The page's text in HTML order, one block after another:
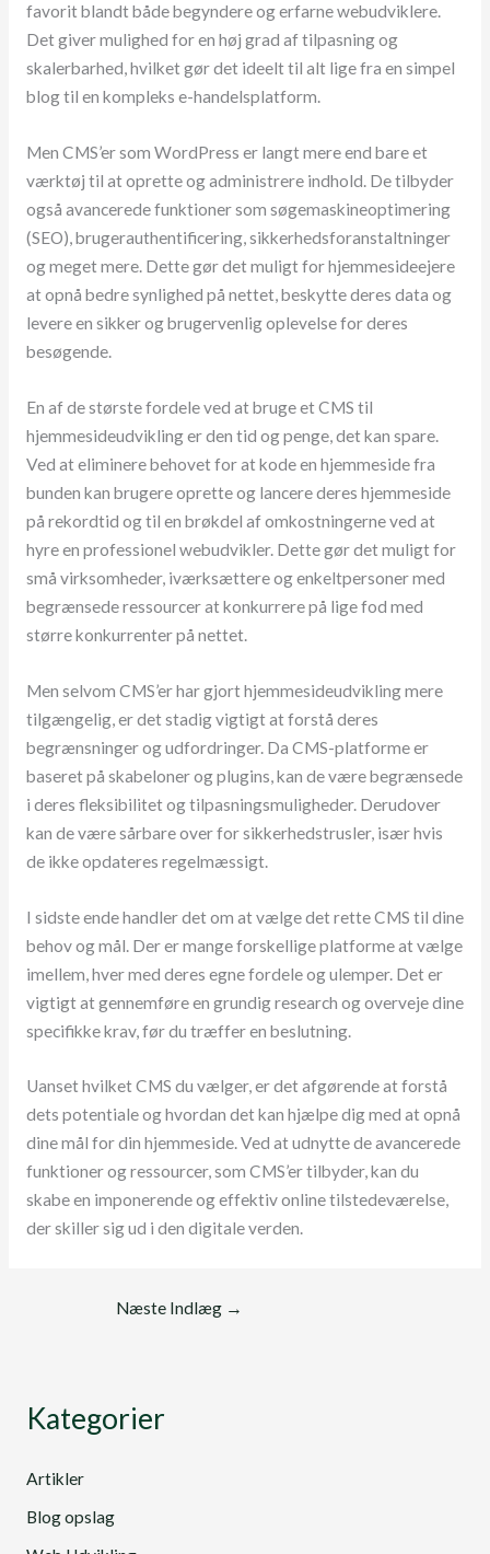
favorit blandt både begyndere og erfarne webudviklere.
Det giver mulighed for en høj grad af tilpasning og
skalerbarhed, hvilket gør det ideelt til alt lige fra en simpel
blog til en kompleks e-handelsplatform.
Men CMS’er som WordPress er langt mere end bare et
værktøj til at oprette og administrere indhold. De tilbyder
også avancerede funktioner som søgemaskineoptimering
(SEO), brugerauthentificering, sikkerhedsforanstaltninger
og meget mere. Dette gør det muligt for hjemmesideejere
at opnå bedre synlighed på nettet, beskytte deres data og
levere en sikker og brugervenlig oplevelse for deres
besøgende.
En af de største fordele ved at bruge et CMS til
hjemmesideudvikling er den tid og penge, det kan spare.
Ved at eliminere behovet for at kode en hjemmeside fra
bunden kan brugere oprette og lancere deres hjemmeside
på rekordtid og til en brøkdel af omkostningerne ved at
hyre en professionel webudvikler. Dette gør det muligt for
små virksomheder, iværksættere og enkeltpersoner med
begrænsede ressourcer at konkurrere på lige fod med
større konkurrenter på nettet.
Men selvom CMS’er har gjort hjemmesideudvikling mere
tilgængelig, er det stadig vigtigt at forstå deres
begrænsninger og udfordringer. Da CMS-platforme er
baseret på skabeloner og plugins, kan de være begrænsede
i deres fleksibilitet og tilpasningsmuligheder. Derudover
kan de være sårbare over for sikkerhedstrusler, især hvis
de ikke opdateres regelmæssigt.
I sidste ende handler det om at vælge det rette CMS til dine
behov og mål. Der er mange forskellige platforme at vælge
imellem, hver med deres egne fordele og ulemper. Det er
vigtigt at gennemføre en grundig research og overveje dine
specifikke krav, før du træffer en beslutning.
Uanset hvilket CMS du vælger, er det afgørende at forstå
dets potentiale og hvordan det kan hjælpe dig med at opnå
dine mål for din hjemmeside. Ved at udnytte de avancerede
funktioner og ressourcer, som CMS’er tilbyder, kan du
skabe en imponerende og effektiv online tilstedeværelse,
der skiller sig ud i den digitale verden.
Næste Indlæg →
Kategorier
Artikler
Blog opslag